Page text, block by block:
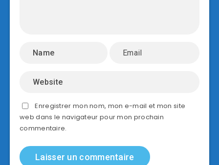
Enregistrer mon nom, mon e-mail et mon site
web dans le navigateur pour mon prochain
commentaire.